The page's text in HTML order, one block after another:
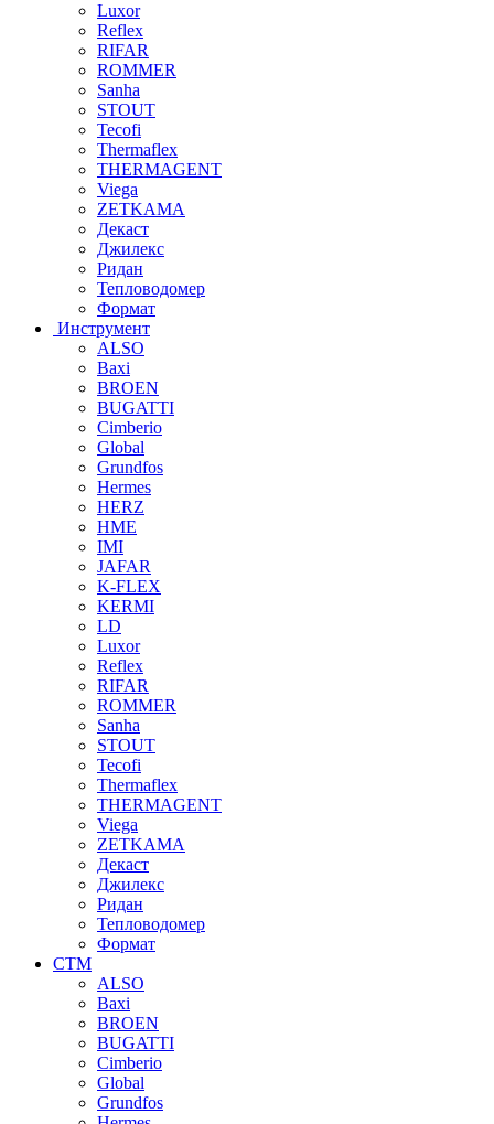
Luxor
Reflex
RIFAR
ROMMER
Sanha
STOUT
Tecofi
Thermaflex
THERMAGENT
Viega
ZETKAMA
Декаст
Джилекс
Ридан
Тепловодомер
Формат
Инструмент
ALSO
Baxi
BROEN
BUGATTI
Cimberio
Global
Grundfos
Hermes
HERZ
HME
IMI
JAFAR
K-FLEX
KERMI
LD
Luxor
Reflex
RIFAR
ROMMER
Sanha
STOUT
Tecofi
Thermaflex
THERMAGENT
Viega
ZETKAMA
Декаст
Джилекс
Ридан
Тепловодомер
Формат
СТМ
ALSO
Baxi
BROEN
BUGATTI
Cimberio
Global
Grundfos